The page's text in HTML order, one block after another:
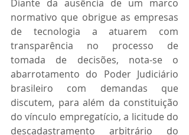
Diante da ausência de um marco
normativo que obrigue as empresas
de tecnologia a atuarem com
transparência no processo de
tomada de decisões, nota-se o
abarrotamento do Poder Judiciário
brasileiro com demandas que
discutem, para além da constituição
do vínculo empregatício, a licitude do
descadastramento arbitrário do